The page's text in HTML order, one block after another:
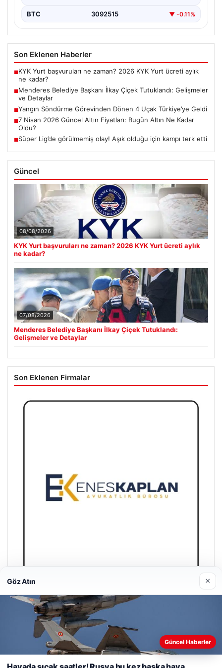
BTC 3092515 ▼ -0.11%
Son Eklenen Haberler
■KYK Yurt başvuruları ne zaman? 2026 KYK Yurt ücreti aylık
ne kadar?
■Menderes Belediye Başkanı İlkay Çiçek Tutuklandı: Gelişmeler
ve Detaylar
■Yangın Söndürme Görevinden Dönen 4 Uçak Türkiye’ye Geldi
■7 Nisan 2026 Güncel Altın Fiyatları: Bugün Altın Ne Kadar
Oldu?
■Süper Lig’de görülmemiş olay! Aşık olduğu için kampı terk etti
Güncel
08/08/2026
KYK Yurt başvuruları ne zaman? 2026 KYK Yurt ücreti aylık
ne kadar?
07/08/2026
Menderes Belediye Başkanı İlkay Çiçek Tutuklandı:
Gelişmeler ve Detaylar
Son Eklenen Firmalar
Enes Kaplan Avukatlık Bürosu
28/04/2026
Web sitemizi nasıl kullandığınızı daha iyi anlayabilmek,
Göz Atın ×
Güncel Haberler